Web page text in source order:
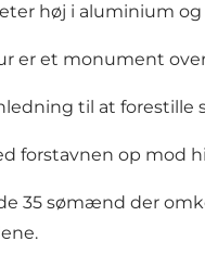
høj i aluminium
er et monument
til at forestille
forstavnen op mod
35 sømænd der